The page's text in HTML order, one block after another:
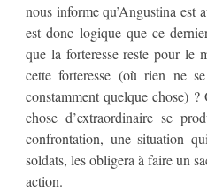
nous informe qu’Angustina est
est donc logique que ce
que la forteresse reste pour le
cette forteresse (où rien ne
constamment quelque chose) ?
chose d’extraordinaire se
confrontation, une situation
soldats, les obligera à faire un
action.